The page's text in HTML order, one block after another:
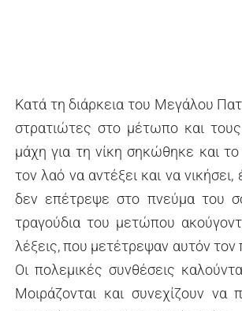
Κατά τη διάρκεια του Μεγάλου
στρατιώτες στο μέτωπο και
μάχη για τη νίκη σηκώθηκε και
τον λαό να αντέξει και να
δεν επέτρεψε στο πνεύμα του
τραγούδια του μετώπου
λέξεις, που μετέτρεψαν αυτόν τον
Οι πολεμικές συνθέσεις
Μοιράζονται και συνεχίζουν να